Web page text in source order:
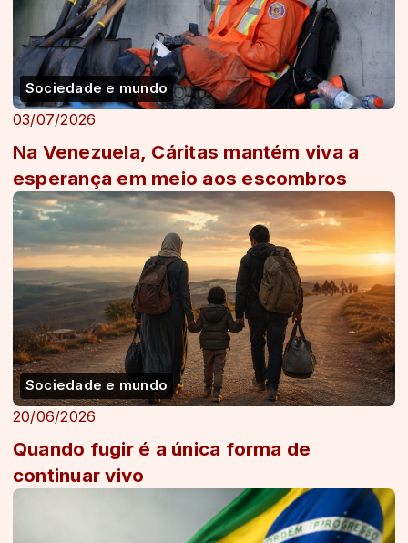
Sociedade e mundo
03/07/2026
Na Venezuela, Cáritas mantém viva a
esperança em meio aos escombros
Sociedade e mundo
20/06/2026
Quando fugir é a única forma de
continuar vivo